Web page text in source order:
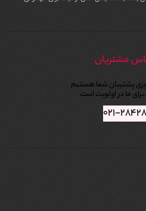
و مناسب پوست‌های حساس تولید می‌شوند.
می‌کند.
مشتریان
پشتیبان شما هستیم
ما در اولویت است